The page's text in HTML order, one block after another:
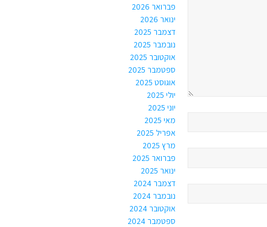
פברואר 2026
ינואר 2026
דצמבר 2025
נובמבר 2025
אוקטובר 2025
ספטמבר 2025
אוגוסט 2025
יולי 2025
יוני 2025
מאי 2025
אפריל 2025
מרץ 2025
פברואר 2025
ינואר 2025
דצמבר 2024
נובמבר 2024
אוקטובר 2024
ספטמבר 2024